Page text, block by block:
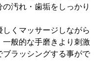
汚れ・歯垢をしっかり
くマッサージしながら
般的な手磨きより刺激
ブラッシングする事がで